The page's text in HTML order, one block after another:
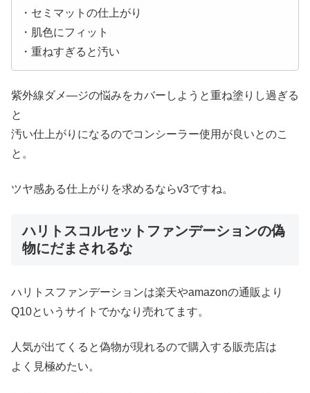
・セミマットの仕上がり
・肌色にフィット
・重ねすぎると汚い
紫外線ダメ―ジの悩みをカバーしようと重ね塗りし過ぎる
と
汚い仕上がりになるのでコンシーラー使用が良いとのこ
と。
ツヤ感ある仕上がりを求めるならv3ですね。
ハリトスコルセットファンデーションの偽
物にだまされるな
ハリトスファンデーションは楽天やamazonの通販より
Q10というサイトでかなり売れてます。
人気が出てくると偽物が現れるので購入する販売店は
よく見極めたい。